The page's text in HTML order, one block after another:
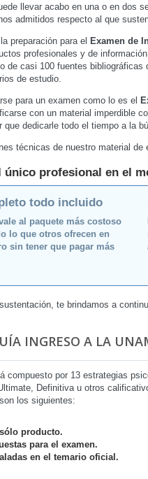
llevar acabo en una o en dos
admitidos respecto al que
preparación para el Examen de
profesionales y de
de casi 100 fuentes bibliográficas
de estudio.
para un examen como lo es el
con un material imperdible
que dedicarle todo el tiempo a la
técnicas de nuestro material
profesional en el
todo incluido
al paquete más costoso
lo que otros ofrecen en
sin tener que pagar más
te brindamos a
INGRESO A LA
compuesto por 13 estrategias
Definitiva u otros
los siguientes:
producto.
para el examen.
en el temario oficial.